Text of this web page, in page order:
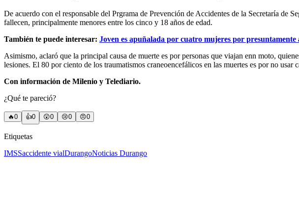
De acuerdo con el responsable del Prgrama de Prevención de Accidentes de la Secretaría
fallecen, principalmente menores entre los cinco y 18 años de edad.
También te puede interesar: Joven es apuñalada por cuatro mujeres por
Asimismo, aclaró que la principal causa de muerte es por personas que viajan enn moto,
lesiones. El 80 por ciento de los traumatismos craneoencefálicos en las muertes es por no
Con información de Milenio y Telediario.
¿Qué te pareció?
🔥0 👍0 😲0 😢0 😠0
Etiquetas
IMSSaccidente vialDurangoNoticias Durango